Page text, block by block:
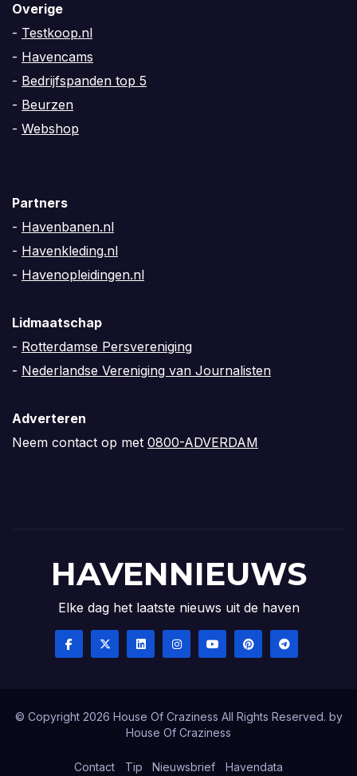
Overige
- Testkoop.nl
- Havencams
- Bedrijfspanden top 5
- Beurzen
- Webshop
Partners
- Havenbanen.nl
- Havenkleding.nl
- Havenopleidingen.nl
Lidmaatschap
- Rotterdamse Persvereniging
- Nederlandse Vereniging van Journalisten
Adverteren
Neem contact op met 0800-ADVERDAM
HAVENNIEUWS
Elke dag het laatste nieuws uit de haven
© Copyright 2026 House Of Craziness All Rights Reserved. by
House Of Craziness
Contact Tip Nieuwsbrief Havendata